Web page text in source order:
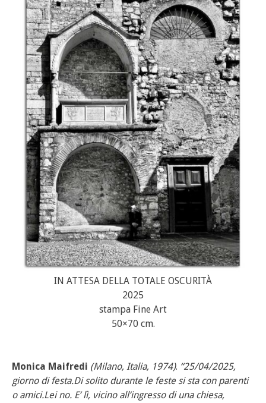
IN ATTESA DELLA TOTALE OSCURITÀ
2025
stampa Fine Art
50×70 cm.
Monica Maifredi (Milano, Italia, 1974). “25/04/2025,
giorno di festa.Di solito durante le feste si sta con parenti
o amici.Lei no. E’ lì, vicino all’ingresso di una chiesa,